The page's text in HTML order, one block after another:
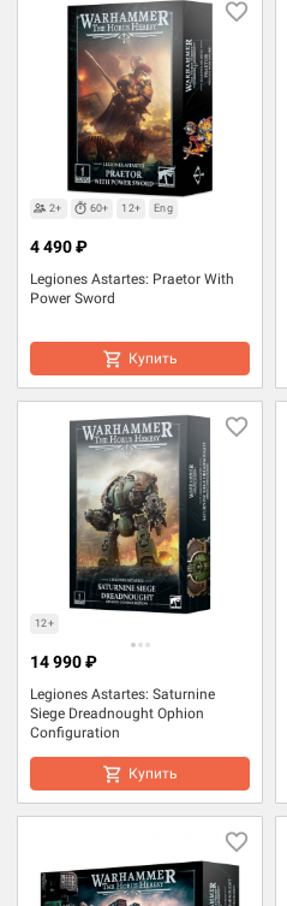
2+ 60+ 12+ Eng
Legiones Astartes: Praetor With
Power Sword
4 490 ₽
Купить
12+
Legiones Astartes: Saturnine
Siege Dreadnought Ophion
Configuration
14 990 ₽
Купить